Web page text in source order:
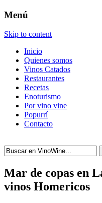
Menú
Skip to content
Inicio
Quienes somos
Vinos Catados
Restaurantes
Recetas
Enoturismo
Por vino vine
Popurrí
Contacto
Mar de copas en
vinos Homericos